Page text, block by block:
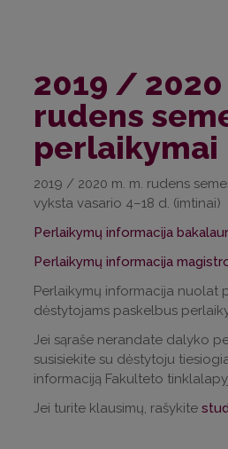
2019 / 2020
rudens
perlaikymai
2019 / 2020 m. m. rudens
vyksta vasario 4–18 d. (imtinai)
Perlaikymų informacija
Perlaikymų informacija
Perlaikymų informacija nuolat
dėstytojams paskelbus
Jei sąraše nerandate dalyko
susisiekite su dėstytoju
informaciją Fakulteto
Jei turite klausimų, rašykite